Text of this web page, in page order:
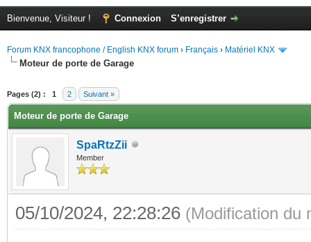
Bienvenue, Visiteur ! Connexion S’enregistrer
Forum KNX francophone / English KNX forum › Français › Matériel KNX
Moteur de porte de Garage
Pages (2) : 1 2 Suivant »
Moteur de porte de Garage
SpaRtzZii
Member
05/10/2024, 22:28:26 (Modification du